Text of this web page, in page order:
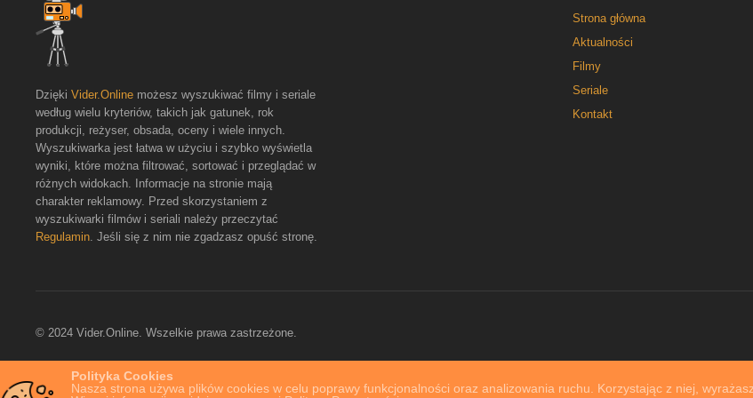
Polityka Cookies
Nasza strona używa plików cookies w celu poprawy funkcjonalności oraz analizowania ruchu. Korzystając z niej,
Strona główna
Aktualności
Filmy
Seriale
Kontakt
Dzięki Vider.Online możesz wyszukiwać filmy i seriale
według wielu kryteriów, takich jak gatunek, rok
produkcji, reżyser, obsada, oceny i wiele innych.
Wyszukiwarka jest łatwa w użyciu i szybko wyświetla
wyniki, które można filtrować, sortować i przeglądać w
różnych widokach. Informacje na stronie mają
charakter reklamowy. Przed skorzystaniem z
wyszukiwarki filmów i seriali należy przeczytać
Regulamin. Jeśli się z nim nie zgadzasz opuść stronę.
© 2024 Vider.Online. Wszelkie prawa zastrzeżone.